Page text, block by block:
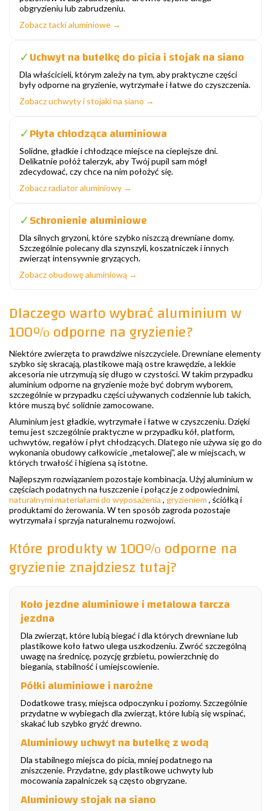
obgryzieniu lub zabrudzeniu.
Zobacz tacki aluminiowe →
✓Uchwyt na butelkę do picia i stojak na siano
Dla właścicieli, którym zależy na tym, aby praktyczne części
były odporne na gryzienie, wytrzymałe i łatwe do czyszczenia.
Zobacz uchwyty i stojaki na siano →
✓Płyta chłodząca aluminiowa
Solidne, gładkie i chłodzące miejsce na cieplejsze dni.
Delikatnie połóż talerzyk, aby Twój pupil sam mógł
zdecydować, czy chce na nim położyć się.
Zobacz radiator aluminiowy →
✓Schronienie aluminiowe
Dla silnych gryzoni, które szybko niszczą drewniane domy.
Szczególnie polecany dla szynszyli, koszatniczek i innych
zwierząt intensywnie gryzących.
Zobacz obudowę aluminiową →
Dlaczego warto wybrać aluminium w
100% odporne na gryzienie?
Niektóre zwierzęta to prawdziwe niszczyciele. Drewniane elementy
szybko się skracają, plastikowe mają ostre krawędzie, a lekkie
akcesoria nie utrzymują się długo w czystości. W takim przypadku
aluminium odporne na gryzienie może być dobrym wyborem,
szczególnie w przypadku części używanych codziennie lub takich,
które muszą być solidnie zamocowane.
Aluminium jest gładkie, wytrzymałe i łatwe w czyszczeniu. Dzięki
temu jest szczególnie praktyczne w przypadku kół, platform,
uchwytów, regałów i płyt chłodzących. Dlatego nie używa się go do
wykonania obudowy całkowicie „metalowej”, ale w miejscach, w
których trwałość i higiena są istotne.
Najlepszym rozwiązaniem pozostaje kombinacja. Użyj aluminium w
częściach podatnych na łuszczenie i połącz je z odpowiednimi,
naturalnymi materiałami do wyposażenia , gryzieniem , ściółką i
produktami do żerowania. W ten sposób zagroda pozostaje
wytrzymała i sprzyja naturalnemu rozwojowi.
Które produkty w 100% odporne na
gryzienie znajdziesz tutaj?
Koło jezdne aluminiowe i metalowa tarcza
jezdna
Dla zwierząt, które lubią biegać i dla których drewniane lub
plastikowe koło łatwo ulega uszkodzeniu. Zwróć szczególną
uwagę na średnicę, pozycję grzbietu, powierzchnię do
biegania, stabilność i umiejscowienie.
Półki aluminiowe i narożne
Dodatkowe trasy, miejsca odpoczynku i poziomy. Szczególnie
przydatne w wybiegach dla zwierząt, które lubią się wspinać,
skakać lub szybko gryźć drewno.
Aluminiowy uchwyt na butelkę z wodą
Dla stabilnego miejsca do picia, mniej podatnego na
zniszczenie. Przydatne, gdy plastikowe uchwyty lub
mocowania zapalniczek są często obgryzane.
Aluminiowy stojak na siano